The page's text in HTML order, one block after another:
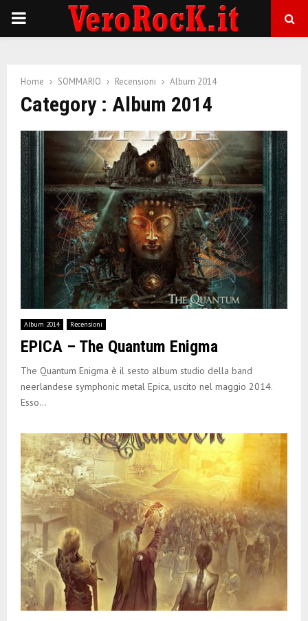
P
M
A
R
Y
M
N
U
Home SOMMARIO Recensioni Album 2014
Category : Album 2014
Album 2014 Recensioni
EPICA – The Quantum Enigma
The Quantum Enigma è il sesto album studio della band
neerlandese symphonic metal Epica, uscito nel maggio 2014.
Esso...